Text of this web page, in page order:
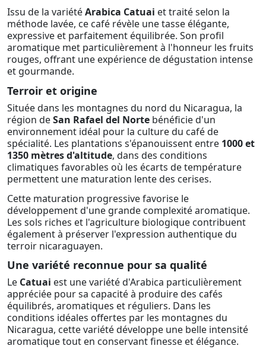
Issu de la variétéArabica Catuai et traité selon la
méthode lavée, ce café révèle une tasse élégante,
expressive et parfaitement équilibrée. Son profil
aromatique met particulièrement à l'honneur les fruits
rouges, offrant une expérience de dégustation intense
et gourmande.
Terroir et origine
Située dans les montagnes du nord du Nicaragua, la
région deSan Rafael del Norte bénéficie d'un
environnement idéal pour la culture du café de
spécialité. Les plantations s'épanouissent entre 1000 et
1350 mètres d'altitude, dans des conditions
climatiques favorables où les écarts de température
permettent une maturation lente des cerises.
Cette maturation progressive favorise le
développement d'une grande complexité aromatique.
Les sols riches et l'agriculture biologique contribuent
également à préserver l'expression authentique du
terroir nicaraguayen.
Une variété reconnue pour sa qualité
Le Catuai est une variété d'Arabica particulièrement
appréciée pour sa capacité à produire des cafés
équilibrés, aromatiques et réguliers. Dans les
conditions idéales offertes par les montagnes du
Nicaragua, cette variété développe une belle intensité
aromatique tout en conservant finesse et élégance.